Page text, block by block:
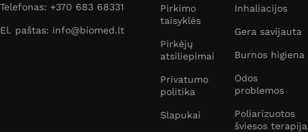
Telefonas: +370 683 68331
El. paštas: info@biomed.lt
Pirkimo
taisyklės
Pirkėjų
atsiliepimai
Privatumo
politika
Slapukai
Inhaliacijos
Gera savijauta
Burnos higiena
Odos
problemos
Poliarizuotos
šviesos terapija